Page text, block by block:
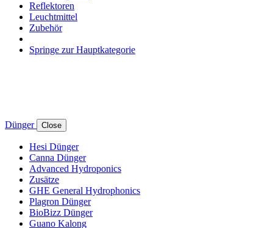
Reflektoren
Leuchtmittel
Zubehör
Springe zur Hauptkategorie
Dünger Close
Hesi Dünger
Canna Dünger
Advanced Hydroponics
Zusätze
GHE General Hydrophonics
Plagron Dünger
BioBizz Dünger
Guano Kalong